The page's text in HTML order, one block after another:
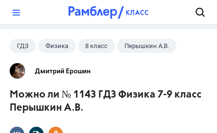
ГДЗ Физика 8 класс Перышкин А.В.
Дмитрий Ерошин
Можно ли № 1143 ГДЗ Физика 7-9 класс
Перышкин А.В.